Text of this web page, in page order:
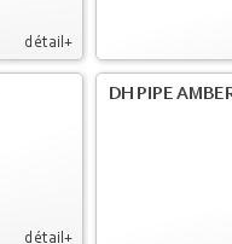
détail+
détail+
DH PIPE